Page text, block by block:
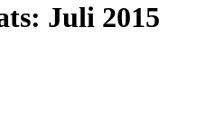
Juli 2015